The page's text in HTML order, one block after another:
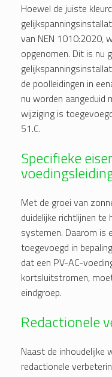
Hoewel de juiste
van NEN 1010:2020,
opgenomen. Dit is nu
de poolleidingen in
nu worden aangeduid
wijziging is
51.C.
Specifieke
Met de groei van
duidelijke richtlijnen
systemen. Daarom is
toegevoegd in
dat een PV-AC-
kortsluitstromen,
eindgroep.
Redactionele
Naast de inhoudelijke
redactionele